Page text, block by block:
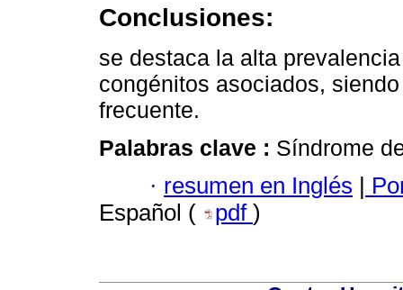
Conclusiones:
se destaca la alta
congénitos asociados,
frecuente.
Palabras clave : Síndrome
· resumen en Inglés
Español (
pdf )